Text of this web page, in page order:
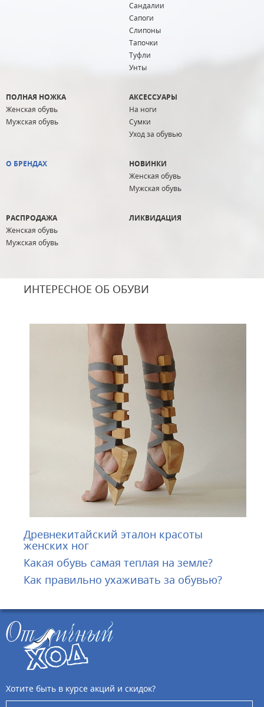
Сандалии
Сапоги
Слипоны
Тапочки
Туфли
Унты
ПОЛНАЯ НОЖКА
Женская обувь
Мужская обувь
АКСЕССУАРЫ
На ноги
Сумки
Уход за обувью
О БРЕНДАХ
НОВИНКИ
Женская обувь
Мужская обувь
РАСПРОДАЖА
Женская обувь
Мужская обувь
ЛИКВИДАЦИЯ
ИНТЕРЕСНОЕ ОБ ОБУВИ
Древнекитайский эталон красоты
женских ног
Какая обувь самая теплая на земле?
Как правильно ухаживать за обувью?
Хотите быть в курсе акций и скидок?